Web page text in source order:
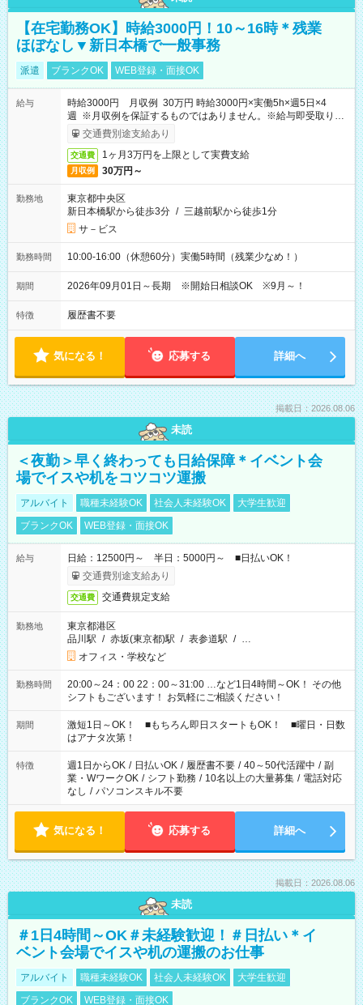
【在宅勤務OK】時給3000円！10～16時＊残業
ほぼなし▼新日本橋で一般事務
派遣 ブランクOK WEB登録・面接OK
給与
時給3000円 月収例 30万円 時給3000円×実働5h×週5日×4
週 ※月収例を保証するものではありません。※給与即受取りサ
ービス利用可（利用条件有）
交通費別途支給あり
交通費 1ヶ月3万円を上限として実費支給
月収例 30万円～
勤務地
東京都中央区
新日本橋駅から徒歩3分 / 三越前駅から徒歩1分
サ－ビス
勤務時間 10:00-16:00（休憩60分）実働5時間（残業少なめ！）
期間 2026年09月01日～長期 ※開始日相談OK ※9月～！
特徴 履歴書不要
気になる！ 応募する 詳細へ
掲載日：2026.08.06
未読
＜夜勤＞早く終わっても日給保障＊イベント会
場でイスや机をコツコツ運搬
アルバイト 職種未経験OK 社会人未経験OK
大学生歓迎
ブランクOK
WEB登録・面接OK
給与
日給：12500円～ 半日：5000円～ ■日払いOK！
交通費別途支給あり
交通費 交通費規定支給
勤務地
東京都港区
品川駅 / 赤坂(東京都)駅 / 表参道駅 / …
オフィス・学校など
勤務時間
20:00～24：00 22：00～31:00 …など1日4時間～OK！ その他
シフトもございます！ お気軽にご相談ください！
期間
激短1日～OK！ ■もちろん即日スタートもOK！ ■曜日・日数
はアナタ次第！
特徴 週1日からOK / 日払いOK / 履歴書不要 / 40～50代活躍中 / 副
業・WワークOK / シフト勤務 / 10名以上の大量募集 / 電話対応
なし / パソコンスキル不要
気になる！ 応募する 詳細へ
掲載日：2026.08.06
未読
＃1日4時間～OK＃未経験歓迎！＃日払い＊イ
ベント会場でイスや机の運搬のお仕事
アルバイト 職種未経験OK 社会人未経験OK
大学生歓迎
ブランクOK
WEB登録・面接OK